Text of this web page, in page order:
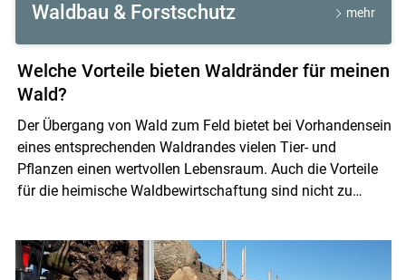
Waldbau & Forstschutz mehr
Welche Vorteile bieten Waldränder für meinen
Wald?
Der Übergang von Wald zum Feld bietet bei Vorhandensein
eines entsprechenden Waldrandes vielen Tier- und
Pflanzen einen wertvollen Lebensraum. Auch die Vorteile
für die heimische Waldbewirtschaftung sind nicht zu